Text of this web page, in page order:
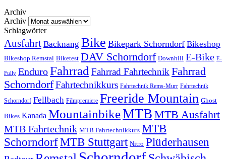
Archiv
Archiv
Schlagwörter
Ausfahrt Backnang Bike Bikepark Schorndorf Bikeshop
Bikeshop Remstal Biketest DAV Schorndorf Downhill E-Bike E-
Fully EnduroFahrrad Fahrrad Fahrtechnik Fahrrad
SchorndorfFahrtechnikkurs Fahrtechnik Rems-Murr Fahrtechnik
Schorndorf Fellbach Filmpremiere Freeride Mountain Ghost
Bikes Kanada MountainbikeMTB MTB Ausfahrt
MTB Fahrtechnik MTB Fahrtechnikkurs MTB
SchorndorfMTB Stuttgart Nitro Plüderhausen